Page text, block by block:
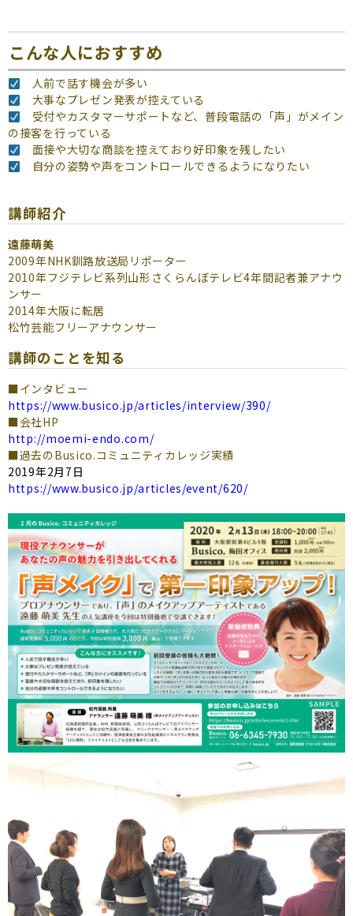
こんな人におすすめ
人前で話す機会が多い
大事なプレゼン発表が控えている
受付やカスタマーサポートなど、普段電話の「声」がメイン
の接客を行っている
面接や大切な商談を控えており好印象を残したい
自分の姿勢や声をコントロールできるようになりたい
講師紹介
遠藤萌美
2009年NHK釧路放送局リポーター
2010年フジテレビ系列山形さくらんぼテレビ4年間記者兼アナウ
ンサー
2014年大阪に転居
松竹芸能フリーアナウンサー
講師のことを知る
■インタビュー
https://www.busico.jp/articles/interview/390/
■会社HP
http://moemi-endo.com/
■過去のBusico.コミュニティカレッジ実績
2019年2月7日
https://www.busico.jp/articles/event/620/